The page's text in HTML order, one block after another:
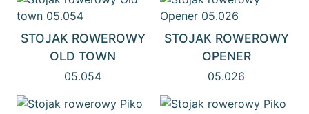
STOJAK ROWEROWY
OLD TOWN
05.054
STOJAK ROWEROWY
OPENER
05.026